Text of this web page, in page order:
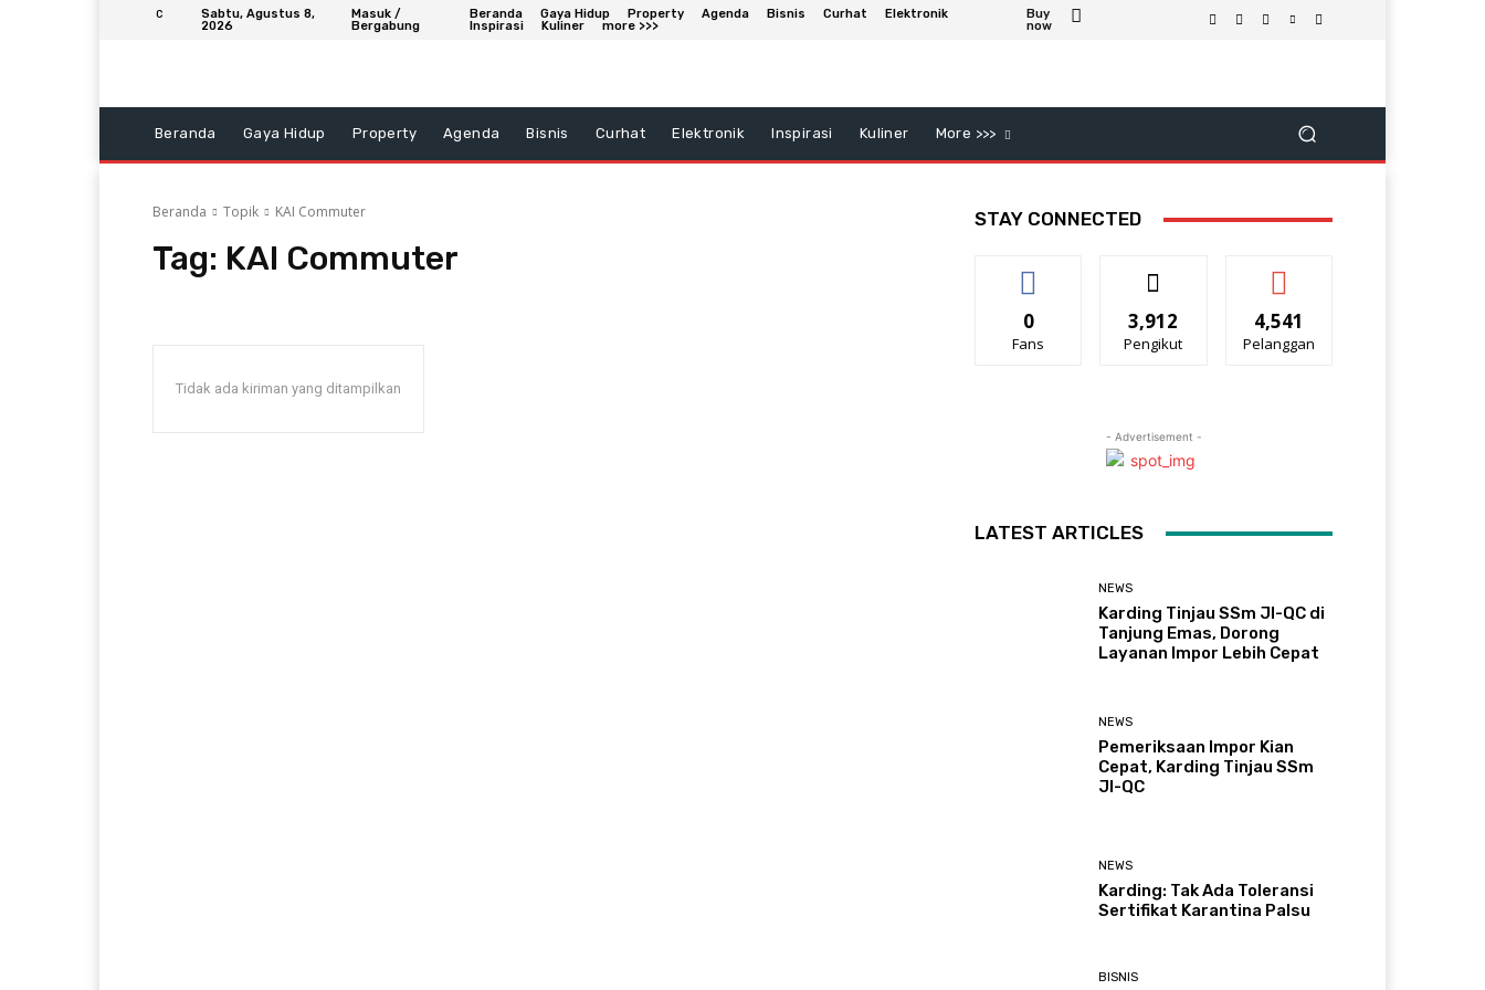
C
Sabtu, Agustus 8,
2026
Masuk /
Bergabung
Beranda Gaya Hidup Property Agenda Bisnis Curhat
Elektronik
Inspirasi
Kuliner more >>>
Buy
now
Beranda Gaya Hidup Property Agenda Bisnis Curhat Elektronik Inspirasi Kuliner More >>>
Beranda Topik KAI Commuter
Tag: KAI Commuter
Tidak ada kiriman yang ditampilkan
STAY CONNECTED
0
Fans
3,912
Pengikut
4,541
Pelanggan
- Advertisement -
LATEST ARTICLES
NEWS
Karding Tinjau SSm JI-QC di
Tanjung Emas, Dorong
Layanan Impor Lebih Cepat
NEWS
Pemeriksaan Impor Kian
Cepat, Karding Tinjau SSm
JI-QC
NEWS
Karding: Tak Ada Toleransi
Sertifikat Karantina Palsu
BISNIS